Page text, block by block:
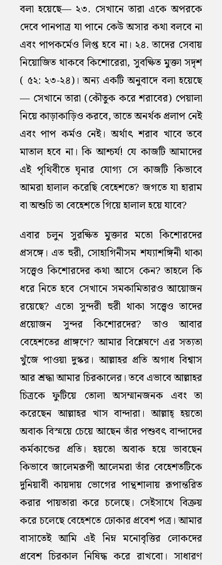
বলা হয়েছে— ২৩. সেখানে তারা একে অপরকে
দেবে পানপাত্র যা পানে কেউ অসার কথা বলবে না
এবং পাপকর্মেও লিপ্ত হবে না। ২৪. তাদের সেবায়
নিয়োজিত থাকবে কিশোরেরা, সুবক্ষিত মুক্তা সদৃশ
( ৫২: ২৩-২৪)। অন্য একটি অনুবাদে বলা হয়েছে
— সেখানে তারা (কৌতুক করে শরাবের) পেয়ালা
নিয়ে কাড়াকাড়িও করবে, তাতে অনর্থক প্রলাপ নেই
এবং পাপ কর্মও নেই। অর্থাৎ শরাব খাবে তবে
মাতাল হবে না। কি আশ্চর্য! যে কাজটি আমাদের
এই পৃথিবীতে ঘৃনার যোগ্য সে কাজটি কিভাবে
আমরা হালাল করেছি বেহেশতে? জগতে যা হারাম
বা অশুচি তা বেহেশতে গিয়ে হালাল হয়ে যাবে?
এবার চলুন সুরক্ষিত মুক্তার মতো কিশোরদের
প্রসঙ্গে। এত হুরী, সোহাগিনীসম শয্যাশঙ্গিনী থাকা
সত্ত্বেও কিশোরদের কথা আসে কেন? তাহলে কি
ধরে নিতে হবে সেখানে সমকামিতারও আয়োজন
রয়েছে? এতো সুন্দরী হুরী থাকা সত্ত্বেও তাদের
প্রয়োজন সুন্দর কিশোরদের? তাও আবার
বেহেশতের প্রাঙ্গণে? আমার বিশ্লেষণে এর সত্যতা
খুঁজে পাওয়া দুস্কর। আল্লাহর প্রতি অগাধ বিশ্বাস
আর শ্রদ্ধা আমার চিরকালের। তবে এভাবে আল্লাহর
চিত্রকে ফুটিয়ে তোলা অসম্মানজনক এবং তা
করেছেন আল্লাহর খাস বান্দারা। আল্লাহ্‌ হয়তো
অবাক বিস্ময়ে চেয়ে আছেন তাঁর পশুবৎ বান্দাদের
কর্মকান্ডের প্রতি। হয়তো অবাক হয়ে ভাবছেন
কিভাবে জালেমরূপী আলেমরা তাঁর বেহেশতটিকে
দুনিয়াবী কায়দায় ভোগের পান্থশালায় রূপান্তরিত
করার পায়তারা করে চলেছে। সেইসাথে বিক্রয়
করে চলেছে বেহেশতে ঢোকার প্রবেশ পত্র। আমার
বাসাতেই আমি এই নিম্ন মনোবৃত্তির লোকদের
প্রবেশ চিরকাল নিষিদ্ধ করে রাখবো। সাধারণ